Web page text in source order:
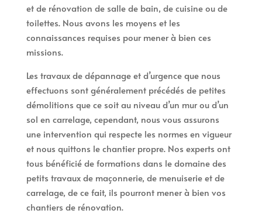
et de rénovation de salle de bain, de cuisine ou de
toilettes. Nous avons les moyens et les
connaissances requises pour mener à bien ces
missions.
Les travaux de dépannage et d’urgence que nous
effectuons sont généralement précédés de petites
démolitions que ce soit au niveau d’un mur ou d’un
sol en carrelage, cependant, nous vous assurons
une intervention qui respecte les normes en vigueur
et nous quittons le chantier propre. Nos experts ont
tous bénéficié de formations dans le domaine des
petits travaux de maçonnerie, de menuiserie et de
carrelage, de ce fait, ils pourront mener à bien vos
chantiers de rénovation.